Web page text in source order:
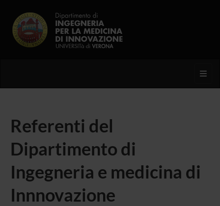
Referenti del
Dipartimento di
Ingegneria e medicina di
Innnovazione